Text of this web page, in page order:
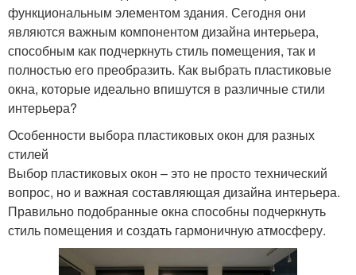
функциональным элементом здания. Сегодня они
являются важным компонентом дизайна интерьера,
способным как подчеркнуть стиль помещения, так и
полностью его преобразить. Как выбрать пластиковые
окна, которые идеально впишутся в различные стили
интерьера?
Особенности выбора пластиковых окон для разных
стилей
Выбор пластиковых окон – это не просто технический
вопрос, но и важная составляющая дизайна интерьера.
Правильно подобранные окна способны подчеркнуть
стиль помещения и создать гармоничную атмосферу.